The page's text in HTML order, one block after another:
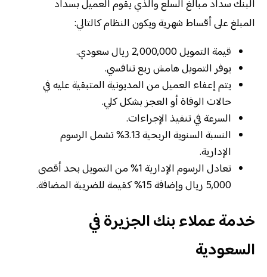
البنك سداد مبالغ السلع والذي يقوم العميل بسداد
المبلغ على أقساط شهرية ويكون النظام كالتالي:
قيمة التمويل 2,000,000 ريال سعودي.
يوفر التمويل هامش ربع تنافسي.
يتم إعفاء العميل من المديونية المتبقية عليه في
حالات الوفاة أو العجز بشكل كلي.
السرعة في تنفيذ الإجراءات.
النسبة السنوية الربحية 3.13% تشمل الرسوم
الإدارية.
تعادل الرسوم الإدارية 1% من التمويل بحد أقصى
5,000 ريال وإضافة 15% كقيمة للضريبة المضافة.
خدمة عملاء بنك الجزيرة في
السعودية